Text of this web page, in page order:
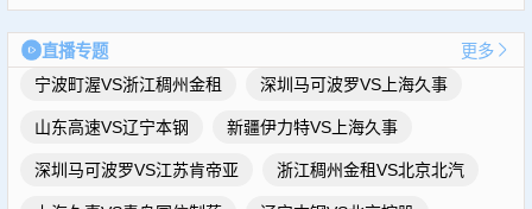
直播专题
更多
宁波町渥VS浙江稠州金租
深圳马可波罗VS上海久事
山东高速VS辽宁本钢 新疆伊力特VS上海久事
深圳马可波罗VS江苏肯帝亚 浙江稠州金租VS北京北汽